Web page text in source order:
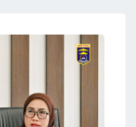
Rapat
.